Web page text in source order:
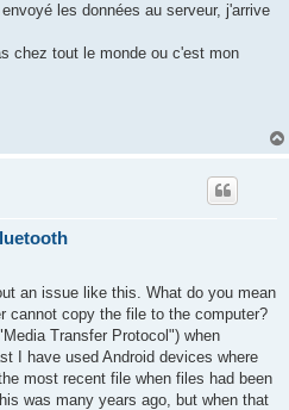
les données au serveur, j'arrive
chez tout le monde ou c'est mon
an issue like this. What do you mean
cannot copy the file to the computer?
Transfer Protocol") when
I have used Android devices where
most recent file when files had been
was many years ago, but when that